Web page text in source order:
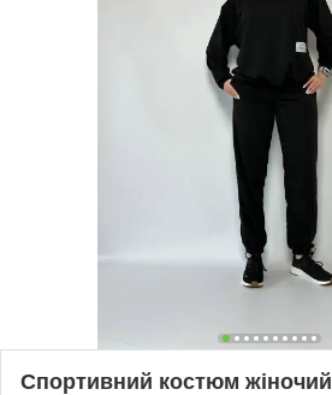
Спортивний костюм жіночий